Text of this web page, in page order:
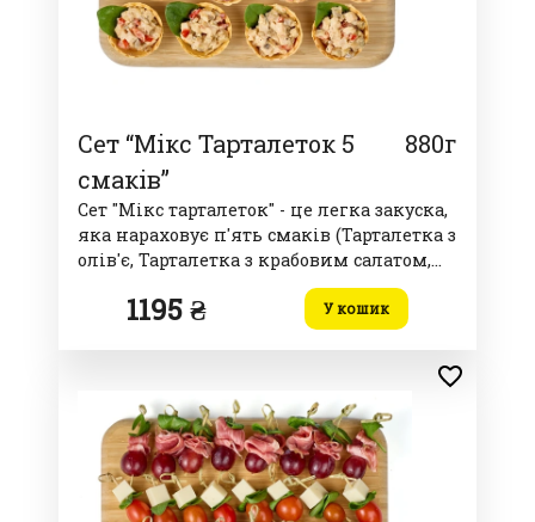
Сет “Мікс Тарталеток 5
смаків”
880г
Сет "Мікс тарталеток" - це легка закуска,
яка нараховує п'ять смаків (Тарталетка з
олів'є, Тарталетка з крабовим салатом,
Тарталетка з вершковим мусом та
лососем, Тарталетка оселедець з
буряком, Тарталетка з куркою та
1195 ₴ У кошик